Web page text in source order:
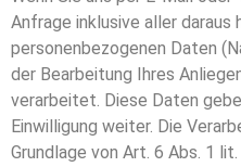
Anfrage inklusive aller daraus
personenbezogenen Daten
der Bearbeitung Ihres
verarbeitet. Diese Daten
Einwilligung weiter. Die
Grundlage von Art. 6 Abs. 1